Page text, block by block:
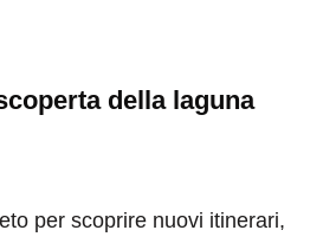
della laguna
per scoprire nuovi itinerari,